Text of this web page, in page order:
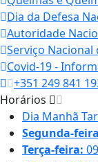
Dia da Defesa
Autoridade
Serviço Nacional
Covid-19 -
+351 249 841
Horários
Dia Manhã
Segunda-
Terça-feira: